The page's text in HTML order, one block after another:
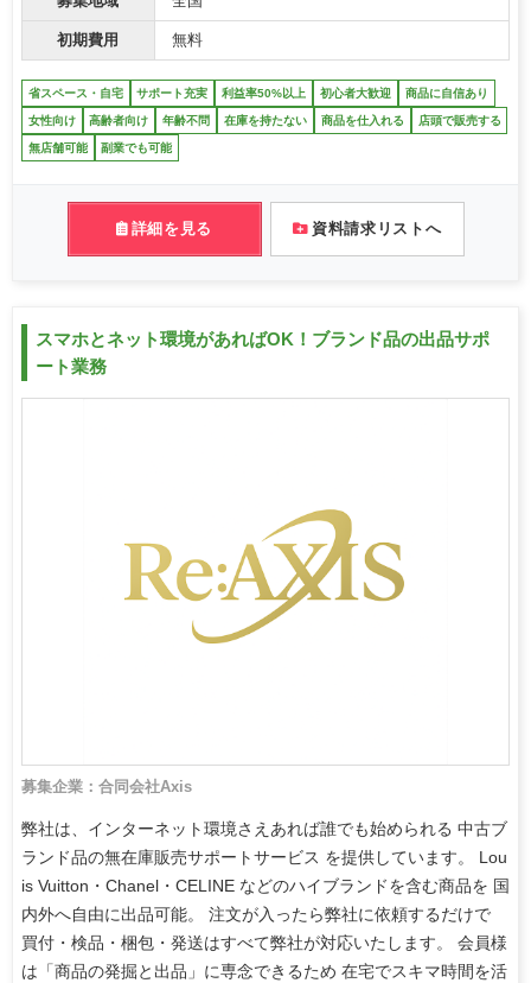
初期費用 無料
省スペース・自宅 サポート充実 利益率50%以上 初心者大歓迎 商品に自信あり
女性向け 高齢者向け 年齢不問 在庫を持たない 商品を仕入れる 店頭で販売する
無店舗可能 副業でも可能
詳細を見る 資料請求リストへ
スマホとネット環境があればOK！ブランド品の出品サポ
ート業務
募集企業：合同会社Axis
弊社は、インターネット環境さえあれば誰でも始められる 中古ブ
ランド品の無在庫販売サポートサービス を提供しています。 Lou
is Vuitton・Chanel・CELINE などのハイブランドを含む商品を 国
内外へ自由に出品可能。 注文が入ったら弊社に依頼するだけで
買付・検品・梱包・発送はすべて弊社が対応いたします。 会員様
は「商品の発掘と出品」に専念できるため 在宅でスキマ時間を活